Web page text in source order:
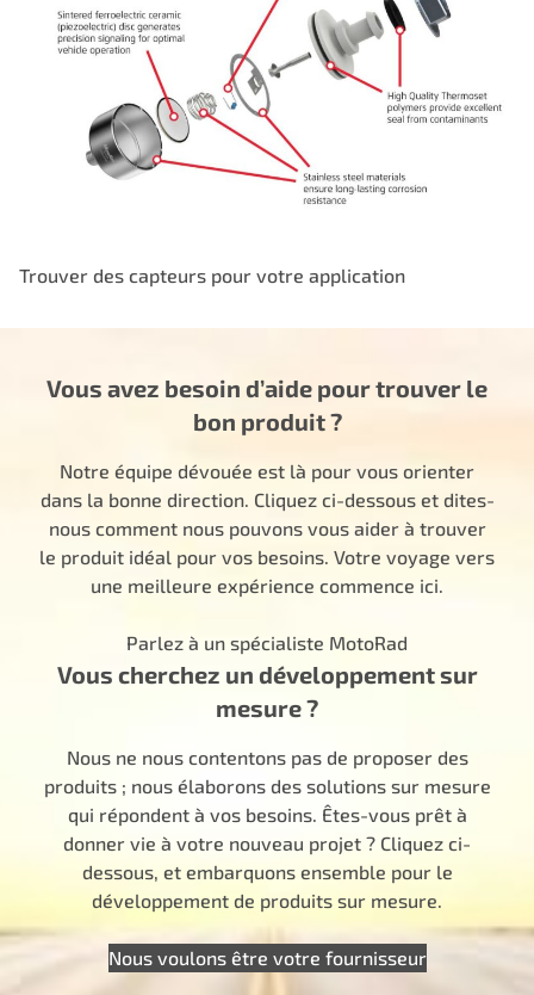
Trouver des capteurs pour votre application
Vous avez besoin d’aide pour trouver le
bon produit ?
Notre équipe dévouée est là pour vous orienter
dans la bonne direction. Cliquez ci-dessous et dites-
nous comment nous pouvons vous aider à trouver
le produit idéal pour vos besoins. Votre voyage vers
une meilleure expérience commence ici.
Parlez à un spécialiste MotoRad
Vous cherchez un développement sur
mesure ?
Nous ne nous contentons pas de proposer des
produits ; nous élaborons des solutions sur mesure
qui répondent à vos besoins. Êtes-vous prêt à
donner vie à votre nouveau projet ? Cliquez ci-
dessous, et embarquons ensemble pour le
développement de produits sur mesure.
Nous voulons être votre fournisseur